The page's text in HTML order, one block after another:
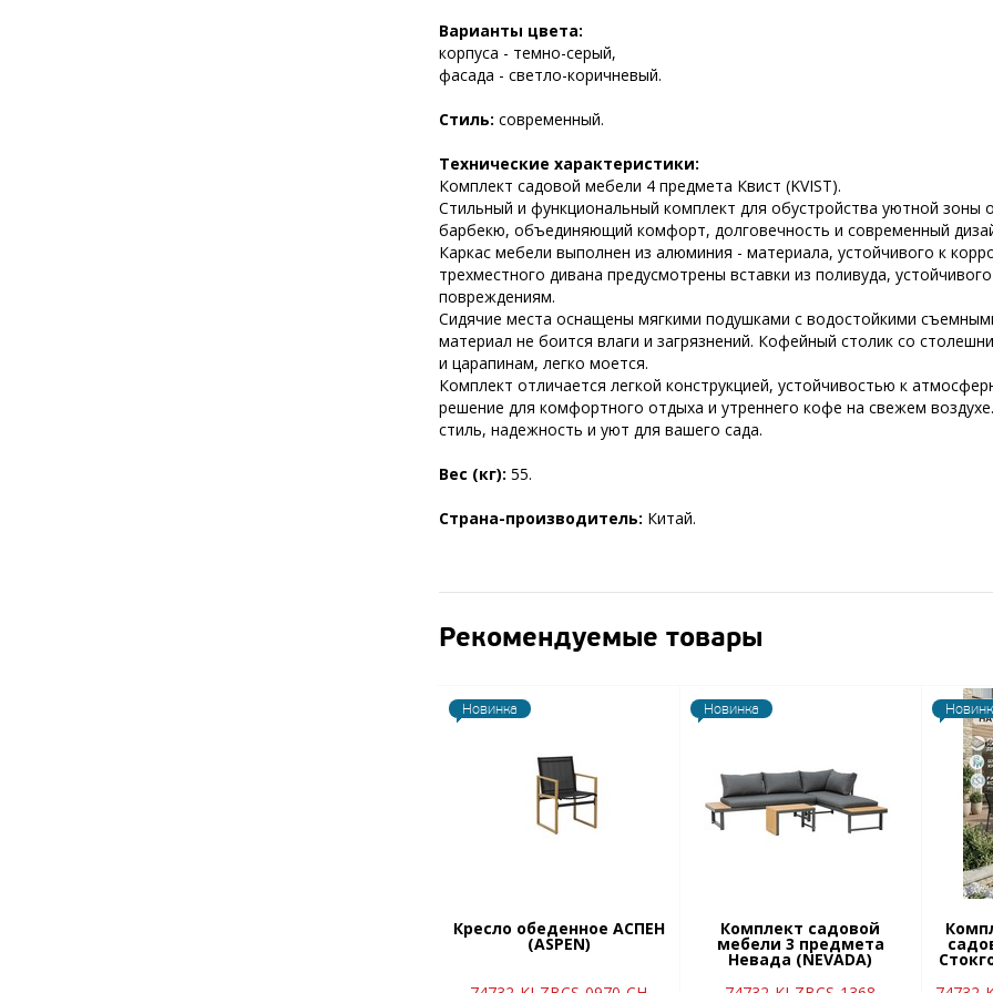
Варианты цвета:
корпуса - темно-серый,
фасада - светло-коричневый.
Стиль: современный.
Технические характеристики:
Комплект садовой мебели 4 предмета Квист (KVIST).
Стильный и функциональный комплект для обустройства уютной зоны
барбекю, объединяющий комфорт, долговечность и современный
Каркас мебели выполнен из алюминия - материала, устойчивого к
трехместного дивана предусмотрены вставки из поливуда,
повреждениям.
Сидячие места оснащены мягкими подушками с водостойкими
материал не боится влаги и загрязнений. Кофейный столик со
и царапинам, легко моется.
Комплект отличается легкой конструкцией, устойчивостью к
решение для комфортного отдыха и утреннего кофе на свежем
стиль, надежность и уют для вашего сада.
Вес (кг): 55.
Страна-производитель: Китай.
Рекомендуемые товары
Новинка
Кресло обеденное АСПЕН
(ASPEN)
Новинка
Комплект садовой
мебели 3 предмета
Невада (NEVADA)